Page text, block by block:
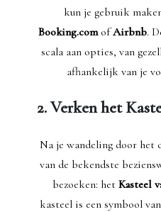
kun je gebruik
Booking.comofAirbnb.
scala aan opties, van
afhankelijk van je
2. Verken het
Na je wandeling door het
van de bekendste
bezoeken: het Kasteel
kasteel is een symbool